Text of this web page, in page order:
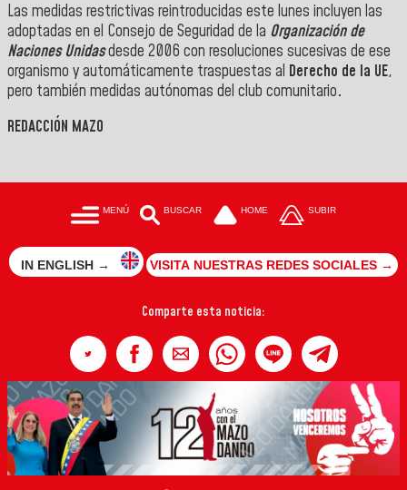
Las medidas restrictivas reintroducidas este lunes incluyen las
adoptadas en el Consejo de Seguridad de la Organización de
Naciones Unidasdesde 2006 con resoluciones sucesivas de ese
organismo y automáticamente traspuestas al Derecho de la UE,
pero también medidas autónomas del club comunitario.
REDACCIÓN MAZO
MENÚ BUSCAR HOME SUBIR
IN ENGLISH → VISITA NUESTRAS REDES SOCIALES →
Comparte esta noticia: